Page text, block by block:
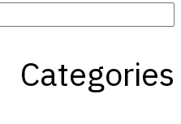
Categories